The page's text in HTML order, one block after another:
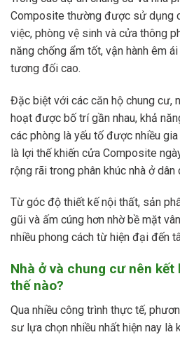
Composite thường được sử dụng
việc, phòng vệ sinh và cửa thông
năng chống ẩm tốt, vận hành êm
tương đối cao.
Đặc biệt với các căn hộ chung cư,
hoạt được bố trí gần nhau, khả
các phòng là yếu tố được nhiều
là lợi thế khiến cửa Composite
rộng rãi trong phân khúc nhà ở dân
Từ góc độ thiết kế nội thất, sản
gũi và ấm cúng hơn nhờ bề mặt
nhiều phong cách từ hiện đại đến
Nhà ở và chung cư nên
thế nào?
Qua nhiều công trình thực tế,
sư lựa chọn nhiều nhất hiện nay là